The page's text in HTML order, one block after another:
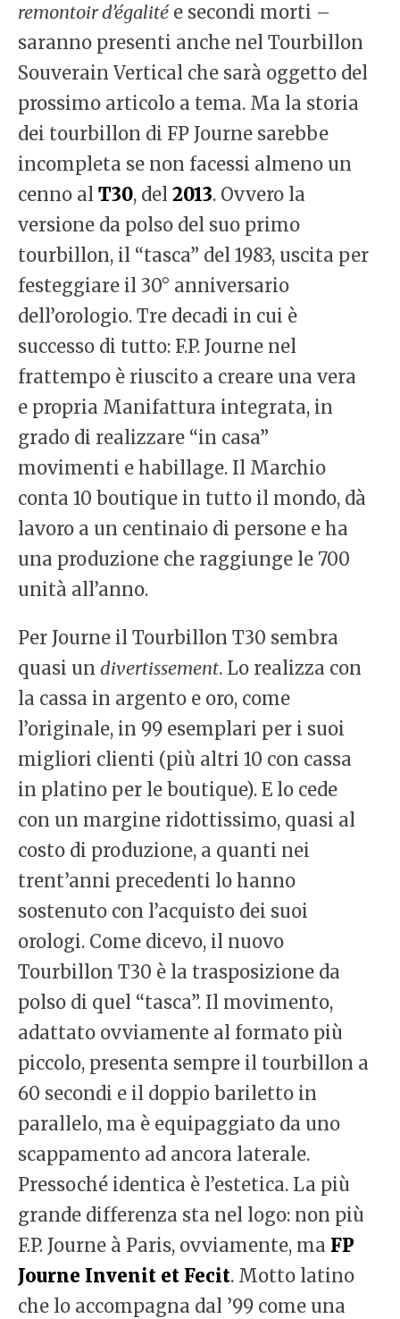
remontoir d’égalitée secondi morti –
saranno presenti anche nel Tourbillon
Souverain Vertical che sarà oggetto del
prossimo articolo a tema. Ma la storia
dei tourbillon di FP Journe sarebbe
incompleta se non facessi almeno un
cenno al T30, del 2013. Ovvero la
versione da polso del suo primo
tourbillon, il “tasca” del 1983, uscita per
festeggiare il 30° anniversario
dell’orologio. Tre decadi in cui è
successo di tutto: F.P. Journe nel
frattempo è riuscito a creare una vera
e propria Manifattura integrata, in
grado di realizzare “in casa”
movimenti e habillage. Il Marchio
conta 10 boutique in tutto il mondo, dà
lavoro a un centinaio di persone e ha
una produzione che raggiunge le 700
unità all’anno.
Per Journe il Tourbillon T30 sembra
quasi un divertissement. Lo realizza con
la cassa in argento e oro, come
l’originale, in 99 esemplari per i suoi
migliori clienti (più altri 10 con cassa
in platino per le boutique). E lo cede
con un margine ridottissimo, quasi al
costo di produzione, a quanti nei
trent’anni precedenti lo hanno
sostenuto con l’acquisto dei suoi
orologi. Come dicevo, il nuovo
Tourbillon T30 è la trasposizione da
polso di quel “tasca”. Il movimento,
adattato ovviamente al formato più
piccolo, presenta sempre il tourbillon a
60 secondi e il doppio bariletto in
parallelo, ma è equipaggiato da uno
scappamento ad ancora laterale.
Pressoché identica è l’estetica. La più
grande differenza sta nel logo: non più
F.P. Journe à Paris, ovviamente, ma FP
Journe Invenit et Fecit. Motto latino
che lo accompagna dal ’99 come una